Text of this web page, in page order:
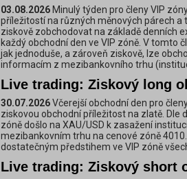
03.08.2026 Minulý týden pro členy VIP
příležitostí na různých měnových párech a
ziskově zobchodovat na základě denních
každý obchodní den ve VIP zóně. V tomto
jak jednoduše, a zároveň ziskově, lze
informacím z mezibankovního trhu
Live trading: Ziskový long
30.07.2026Včerejší obchodní den pro
ziskovou obchodní příležitost na zlatě. Dle
zóně došlo na XAU/USD k zasažení
mezibankovním trhu na cenové zóně
dostatečným předstihem ve VIP zóně
Live trading: Ziskový short